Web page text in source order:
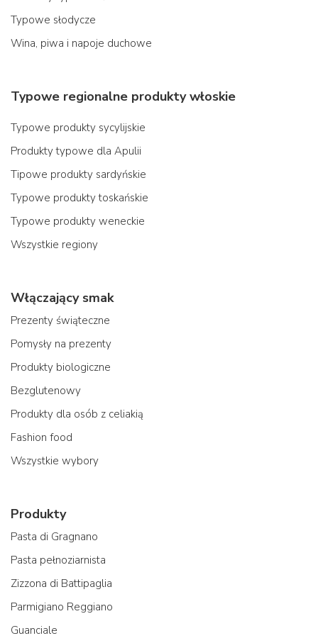
Typowe słodycze
Wina, piwa i napoje duchowe
Typowe regionalne produkty włoskie
Typowe produkty sycylijskie
Produkty typowe dla Apulii
Tipowe produkty sardyńskie
Typowe produkty toskańskie
Typowe produkty weneckie
Wszystkie regiony
Włączający smak
Prezenty świąteczne
Pomysły na prezenty
Produkty biologiczne
Bezglutenowy
Produkty dla osób z celiakią
Fashion food
Wszystkie wybory
Produkty
Pasta di Gragnano
Pasta pełnoziarnista
Zizzona di Battipaglia
Parmigiano Reggiano
Guanciale